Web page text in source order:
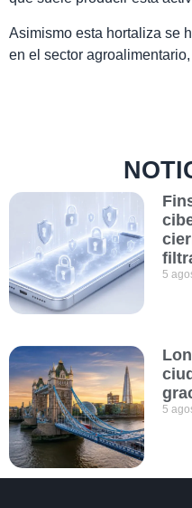
Asimismo esta hortaliza se
en el sector
5
5